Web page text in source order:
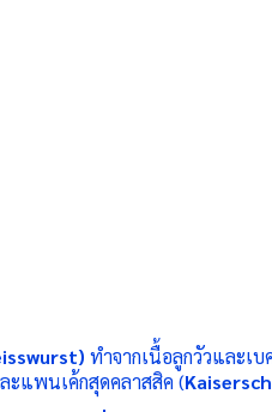
) ทำจากเนื้อลูกวัวและเ
ะแพนเค้กสุดคลาสสิค (